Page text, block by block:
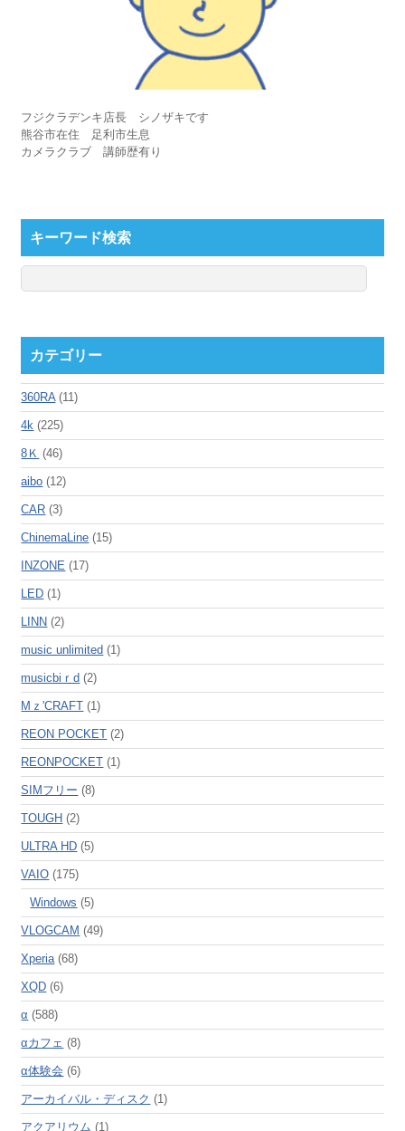
フジクラデンキ店長 シノザキです
熊谷市在住 足利市生息
カメラクラブ 講師歴有り
キーワード検索
カテゴリー
360RA(11)
4k (225)
8Ｋ (46)
aibo (12)
CAR (3)
ChinemaLine (15)
INZONE (17)
LED (1)
LINN (2)
music unlimited (1)
musicbiｒd (2)
Mｚ'CRAFT (1)
REON POCKET (2)
REONPOCKET (1)
SIMフリー (8)
TOUGH (2)
ULTRA HD (5)
VAIO (175)
Windows (5)
VLOGCAM (49)
Xperia(68)
XQD (6)
α (588)
αカフェ (8)
α体験会 (6)
アーカイバル・ディスク (1)
アクアリウム (1)